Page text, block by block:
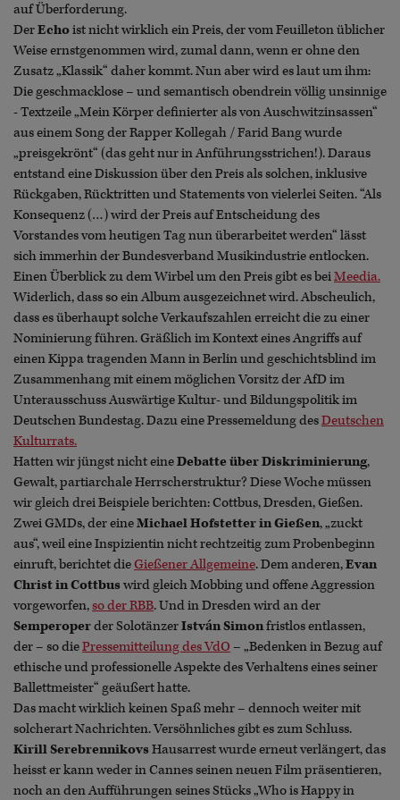
auf Überforderung.
DerEchoist nicht wirklich ein Preis, der vom Feuilleton üblicher
Weise ernstgenommen wird, zumal dann, wenn er ohne den
Zusatz „Klassik“ daher kommt. Nun aber wird es laut um ihm:
Die geschmacklose – und semantisch obendrein völlig unsinnige
- Textzeile „Mein Körper definierter als von Auschwitzinsassen“
aus einem Song der Rapper Kollegah / Farid Bang wurde
„preisgekrönt“ (das geht nur in Anführungsstrichen!). Daraus
entstand eine Diskussion über den Preis als solchen, inklusive
Rückgaben, Rücktritten und Statements von vielerlei Seiten. “Als
Konsequenz (…) wird der Preis auf Entscheidung des
Vorstandes vom heutigen Tag nun überarbeitet werden“ lässt
sich immerhin der Bundesverband Musikindustrie entlocken.
Einen Überblick zu dem Wirbel um den Preis gibt es beiMeedia.
Widerlich, dass so ein Album ausgezeichnet wird. Abscheulich,
dass es überhaupt solche Verkaufszahlen erreicht die zu einer
Nominierung führen. Gräßlich im Kontext eines Angriffs auf
einen Kippa tragenden Mann in Berlin und geschichtsblind im
Zusammenhang mit einem möglichen Vorsitz der AfD im
Unterausschuss Auswärtige Kultur- und Bildungspolitik im
Deutschen Bundestag. Dazu eine Pressemeldung desDeutschen
Kulturrats.
Hatten wir jüngst nicht eineDebatte über Diskriminierung,
Gewalt, partiarchale Herrscherstruktur? Diese Woche müssen
wir gleich drei Beispiele berichten: Cottbus, Dresden, Gießen.
Zwei GMDs, der eineMichael Hofstetter in Gießen, „zuckt
aus“, weil eine Inspizientin nicht rechtzeitig zum Probenbeginn
einruft, berichtet dieGießener Allgemeine. Dem anderen,Evan
Christ in Cottbuswird gleich Mobbing und offene Aggression
vorgeworfen,so der RBB. Und in Dresden wird an der
Semperoperder SolotänzerIstván Simonfristlos entlassen,
der – so diePressemitteilung des VdO – „Bedenken in Bezug auf
ethische und professionelle Aspekte des Verhaltens eines seiner
Ballettmeister“ geäußert hatte.
Das macht wirklich keinen Spaß mehr – dennoch weiter mit
solcherart Nachrichten. Versöhnliches gibt es zum Schluss.
Kirill SerebrennikovsHausarrest wurde erneut verlängert, das
heisst er kann weder in Cannes seinen neuen Film präsentieren,
noch an den Aufführungen seines Stücks „Who is Happy in